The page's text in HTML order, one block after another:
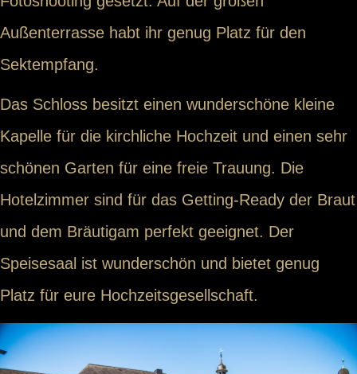
Außenterrasse habt ihr genug Platz für den
Sektempfang.
Das Schloss besitzt einen wunderschöne kleine
Kapelle für die kirchliche Hochzeit und einen sehr
schönen Garten für eine freie Trauung. Die
Hotelzimmer sind für das Getting-Ready der Braut
und dem Bräutigam perfekt geeignet. Der
Speisesaal ist wunderschön und bietet genug
Platz für eure Hochzeitsgesellschaft.